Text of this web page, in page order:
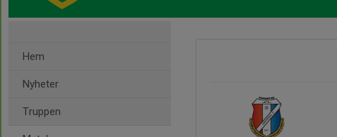
Hem
Nyheter
Truppen